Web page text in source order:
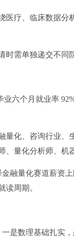
疗、临床数据分
需单独递交不同
六个月就业率
化、咨询行业、
量化分析师、机
量化赛道薪资
读周期。
数理基础扎实，